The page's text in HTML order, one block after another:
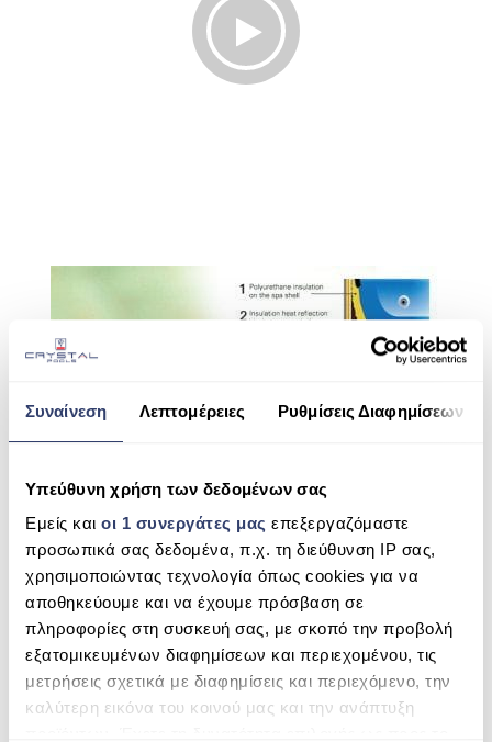
Συναίνεση Λεπτομέρειες Ρυθμίσεις Διαφημίσεων
Υπεύθυνη χρήση των δεδομένων σας
Εμείς και οι 1 συνεργάτες μας επεξεργαζόμαστε
προσωπικά σας δεδομένα, π.χ. τη διεύθυνση IP σας,
χρησιμοποιώντας τεχνολογία όπως cookies για να
αποθηκεύουμε και να έχουμε πρόσβαση σε
πληροφορίες στη συσκευή σας, με σκοπό την προβολή
εξατομικευμένων διαφημίσεων και περιεχομένου, τις
μετρήσεις σχετικά με διαφημίσεις και περιεχόμενο, την
καλύτερη εικόνα του κοινού μας και την ανάπτυξη
Planet Friendly
Award winning Hybrid Heating technology™ for exceptional
energy efficiency.
While you are enjoying your Passion Spa, you are being a good
steward of both your budget and the environment. Passion Spas
are designed to reduce energy consumption through a variety of